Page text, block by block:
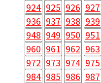
924 925 926 927
936 937 938 939
948 949 950 951
960 961 962 963
972 973 974 975
984 985 986 987